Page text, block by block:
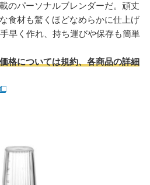
のパーソナルブレンダーだ。頑丈
食材も驚くほどなめらかに仕上げ
早く作れ、持ち運びや保存も簡単
格については規約、各商品の詳細